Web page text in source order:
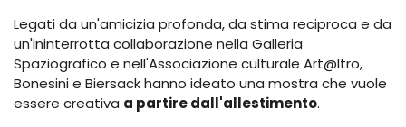
Legati da un'amicizia profonda, da stima reciproca e da
un'ininterrotta collaborazione nella Galleria
Spaziografico e nell'Associazione culturale Art@ltro,
Bonesini e Biersack hanno ideato una mostra che vuole
essere creativa a partire dall'allestimento.